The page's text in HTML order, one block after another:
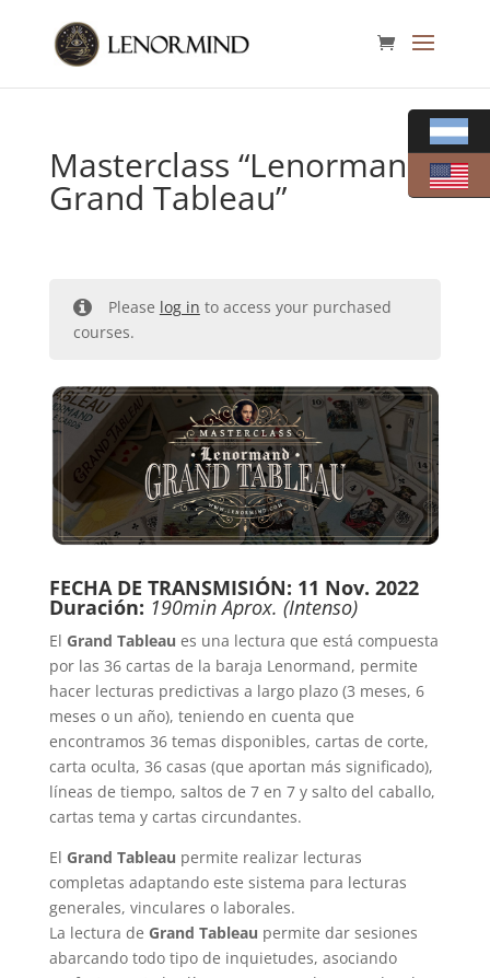
Masterclass “Lenormand:
Grand Tableau”
Please log in to access your purchased
courses.
FECHA DE TRANSMISIÓN: 11 Nov. 2022
Duración: 190min Aprox. (Intenso)
El Grand Tableau es una lectura que está compuesta
por las 36 cartas de la baraja Lenormand, permite
hacer lecturas predictivas a largo plazo (3 meses, 6
meses o un año), teniendo en cuenta que
encontramos 36 temas disponibles, cartas de corte,
carta oculta, 36 casas (que aportan más significado),
líneas de tiempo, saltos de 7 en 7 y salto del caballo,
cartas tema y cartas circundantes.
El Grand Tableau permite realizar lecturas
completas adaptando este sistema para lecturas
generales, vinculares o laborales.
La lectura de Grand Tableau permite dar sesiones
abarcando todo tipo de inquietudes, asociando